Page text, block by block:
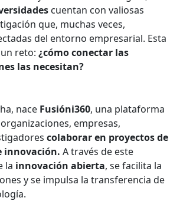
cuentan con valiosas
que, muchas veces,
del entorno empresarial. Esta
reto: ¿cómo conectar las
las necesitan?
nace Fusióni360, una plataforma
empresas,
colaborar en proyectos de
innovación. A través de este
la innovación abierta, se facilita la
y se impulsa la transferencia de